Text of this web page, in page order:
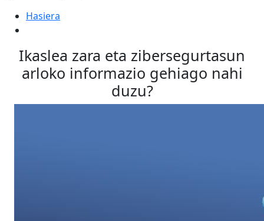
Hasiera
Ikaslea zara eta zibersegurtasun
arloko informazio gehiago nahi
duzu?